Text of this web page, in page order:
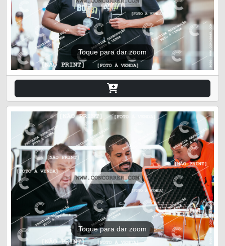
Toque para dar zoom
Toque para dar zoom